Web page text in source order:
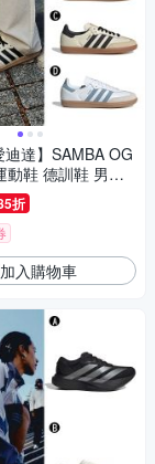
迪達】SAMBA OG
動鞋 德訓鞋 男女
JI2725 C-ID0478
折
加入購物車